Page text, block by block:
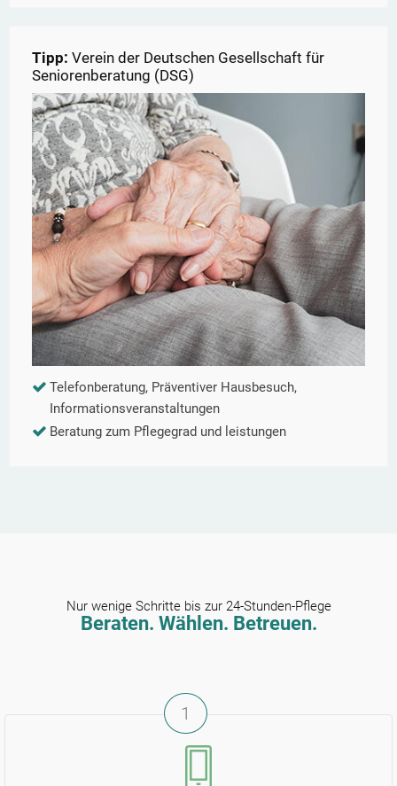
Tipp: Verein der Deutschen Gesellschaft für
Seniorenberatung (DSG)
Telefonberatung, Präventiver Hausbesuch,
Informationsveranstaltungen
Beratung zum Pflegegrad und leistungen
Nur wenige Schritte bis zur 24-Stunden-Pflege
Beraten. Wählen. Betreuen.
1